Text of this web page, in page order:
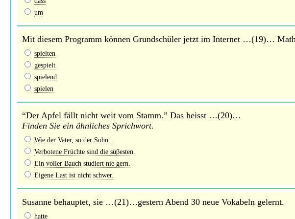
um
Mit diesem Programm können Grundschüler jetzt im Internet …(19)…
spielten
gespielt
spielend
spielen
“Der Apfel fällt nicht weit vom Stamm.” Das heisst …(20)…
Finden Sie ein ähnliches Sprichwort.
Wie der Vater, so der Sohn.
Verbotene Früchte sind die süβesten.
Ein voller Bauch studiert nie gern.
Eigene Last ist nicht schwer.
Susanne behauptet, sie …(21)…gestern Abend 30 neue Vokabeln gelernt.
hatte